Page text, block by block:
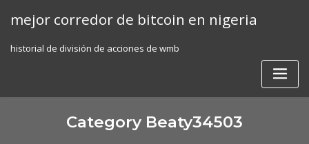
mejor corredor de bitcoin en nigeria
historial de división de acciones de wmb
Category Beaty34503